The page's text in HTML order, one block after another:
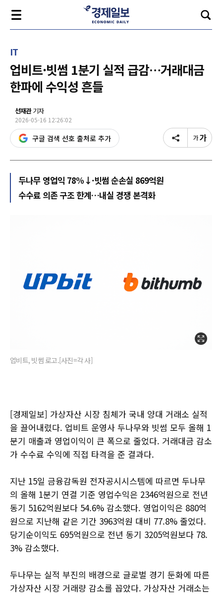
IT
업비트·빗썸 1분기 실적 급감…거래대금
한파에 수익성 흔들
선재관기자
2026-05-16 12:26:02
구글 검색 선호 출처로 추가
두나무 영업익 78%↓·빗썸 순손실 869억원
수수료 의존 구조 한계…내실 경쟁 본격화
업비트, 빗썸 로고.[사진=각 사]
[경제일보] 가상자산 시장 침체가 국내 양대 거래소 실적
을 끌어내렸다. 업비트 운영사 두나무와 빗썸 모두 올해 1
분기 매출과 영업이익이 큰 폭으로 줄었다. 거래대금 감소
가 수수료 수익에 직접 타격을 준 결과다.
지난 15일 금융감독원 전자공시시스템에 따르면 두나무
의 올해 1분기 연결 기준 영업수익은 2346억원으로 전년
동기 5162억원보다 54.6% 감소했다. 영업이익은 880억
원으로 지난해 같은 기간 3963억원 대비 77.8% 줄었다.
당기순이익도 695억원으로 전년 동기 3205억원보다 78.
3% 감소했다.
두나무는 실적 부진의 배경으로 글로벌 경기 둔화에 따른
가상자산 시장 거래량 감소를 꼽았다. 가상자산 거래소는